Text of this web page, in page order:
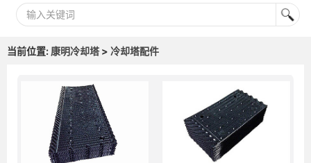
当前位置: 康明冷却塔> 冷却塔配件